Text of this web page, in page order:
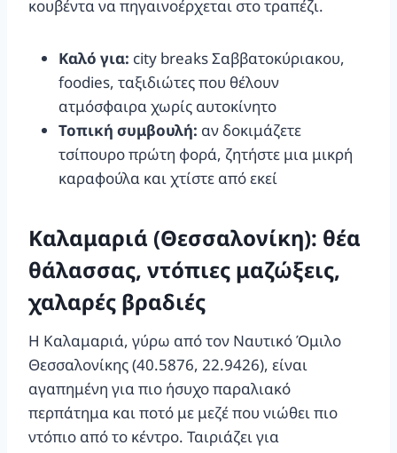
κουβέντα να πηγαινοέρχεται στο τραπέζι.
Καλό για: city breaks Σαββατοκύριακου,
foodies, ταξιδιώτες που θέλουν
ατμόσφαιρα χωρίς αυτοκίνητο
Τοπική συμβουλή: αν δοκιμάζετε
τσίπουρο πρώτη φορά, ζητήστε μια μικρή
καραφούλα και χτίστε από εκεί
Καλαμαριά (Θεσσαλονίκη): θέα
θάλασσας, ντόπιες μαζώξεις,
χαλαρές βραδιές
Η Καλαμαριά, γύρω από τον Ναυτικό Όμιλο
Θεσσαλονίκης (40.5876, 22.9426), είναι
αγαπημένη για πιο ήσυχο παραλιακό
περπάτημα και ποτό με μεζέ που νιώθει πιο
ντόπιο από το κέντρο. Ταιριάζει για